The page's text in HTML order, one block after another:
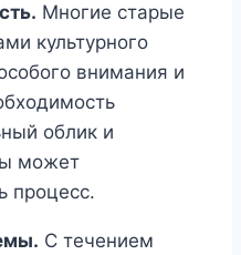
Многие старые
культурного
внимания и
облик и
может
процесс.
С течением